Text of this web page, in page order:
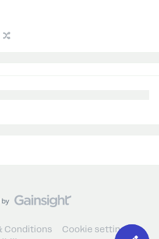
Conditions
Cookie settings